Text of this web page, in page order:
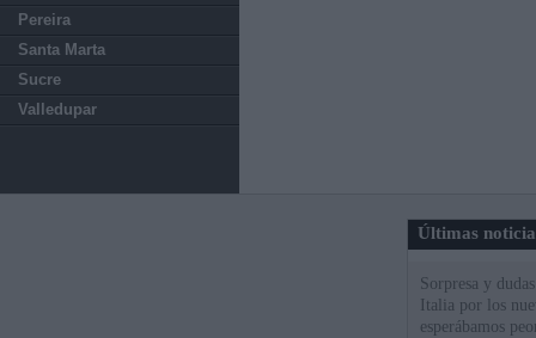
Pereira
Santa Marta
Sucre
Valledupar
Últimas
Sorpresa y
Italia por los
esperábamos